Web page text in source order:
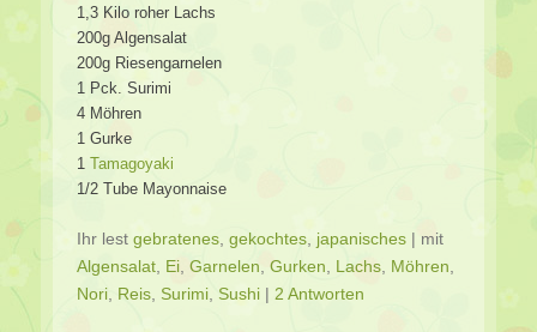
1,3 Kilo roher Lachs
200g Algensalat
200g Riesengarnelen
1 Pck. Surimi
4 Möhren
1 Gurke
1 Tamagoyaki
1/2 Tube Mayonnaise
Ihr lest gebratenes gekochtes japanisches | mit
Algensalat Ei Garnelen Gurken Lachs Möhren
Nori Reis Surimi Sushi | 2 Antworten